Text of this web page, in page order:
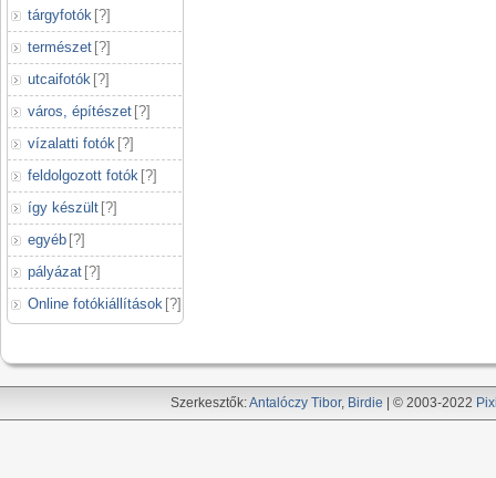
tárgyfotók [?]
természet [?]
utcaifotók [?]
város, építészet [?]
vízalatti fotók [?]
feldolgozott fotók [?]
így készült [?]
egyéb [?]
pályázat [?]
Online fotókiállítások [?]
Szerkesztők:Antalóczy Tibor, Birdie | © 2003-2022